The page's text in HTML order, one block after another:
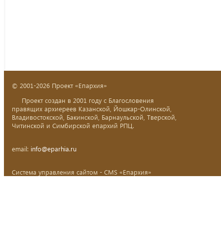
© 2001-2026 Проект «Епархия»
Проект создан в 2001 году с Благословения
правящих архиереев Казанской, Йошкар-Олинской,
Владивостокской, Бакинской, Барнаульской, Тверской,
Читинской и Симбирской епархий РПЦ.
email: info@eparhia.ru
Система управления сайтом - CMS «Епархия»